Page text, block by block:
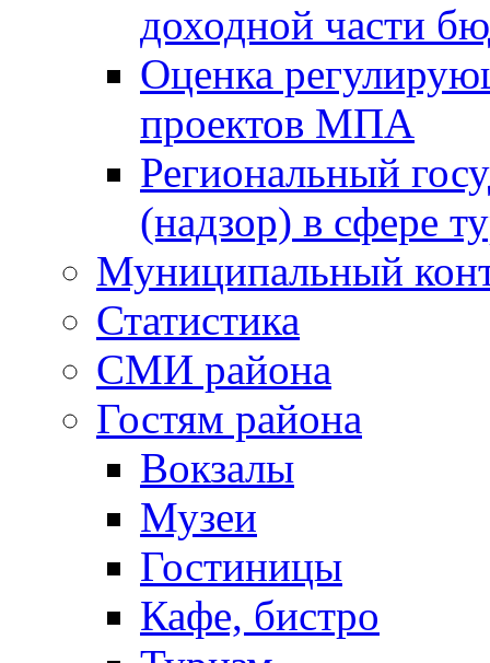
доходной части
Оценка
проектов МПА
Региональный
(надзор) в сфере
Муниципальный
Статистика
СМИ района
Гостям района
Вокзалы
Музеи
Гостиницы
Кафе, бистро